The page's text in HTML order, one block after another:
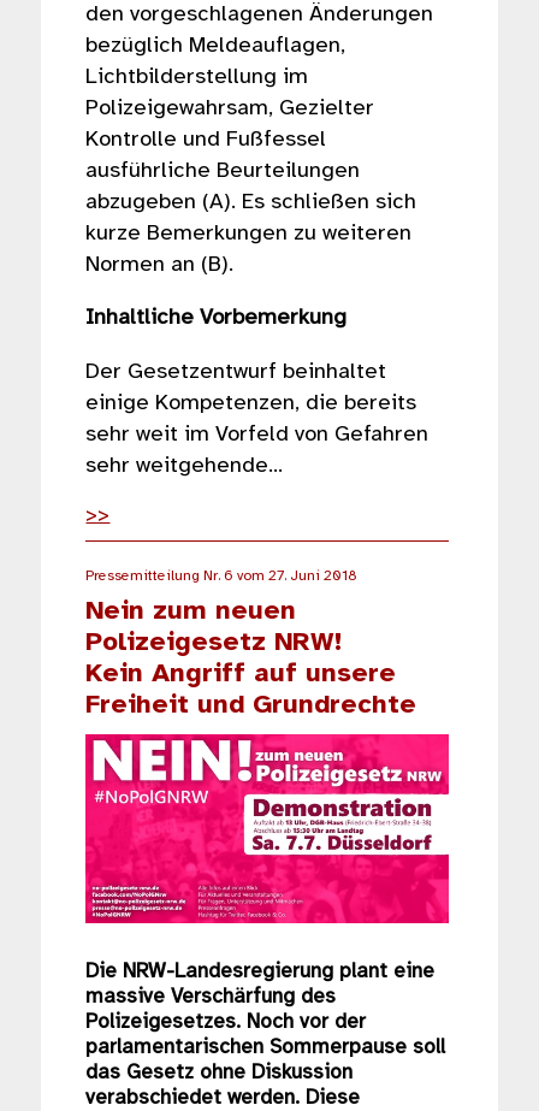
den vorgeschlagenen Änderungen
bezüglich Meldeauflagen,
Lichtbilderstellung im
Polizeigewahrsam, Gezielter
Kontrolle und Fußfessel
ausführliche Beurteilungen
abzugeben (A). Es schließen sich
kurze Bemerkungen zu weiteren
Normen an (B).
Inhaltliche Vorbemerkung
Der Gesetzentwurf beinhaltet
einige Kompetenzen, die bereits
sehr weit im Vorfeld von Gefahren
sehr weitgehende…
>>
Pressemitteilung Nr. 6 vom 27. Juni 2018
Nein zum neuen
Polizeigesetz NRW!
Kein Angriff auf unsere
Freiheit und Grundrechte
Die NRW-Landesregierung plant eine
massive Verschärfung des
Polizeigesetzes. Noch vor der
parlamentarischen Sommerpause soll
das Gesetz ohne Diskussion
verabschiedet werden. Diese